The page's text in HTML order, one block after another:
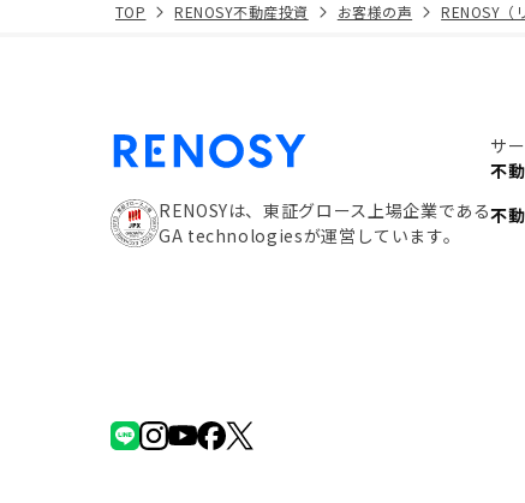
TOP RENOSY不動産投資 お客様の声 RENOSY（
RENOSYは、東証グロース上場企業である
GA technologiesが運営しています。
サ
不
不